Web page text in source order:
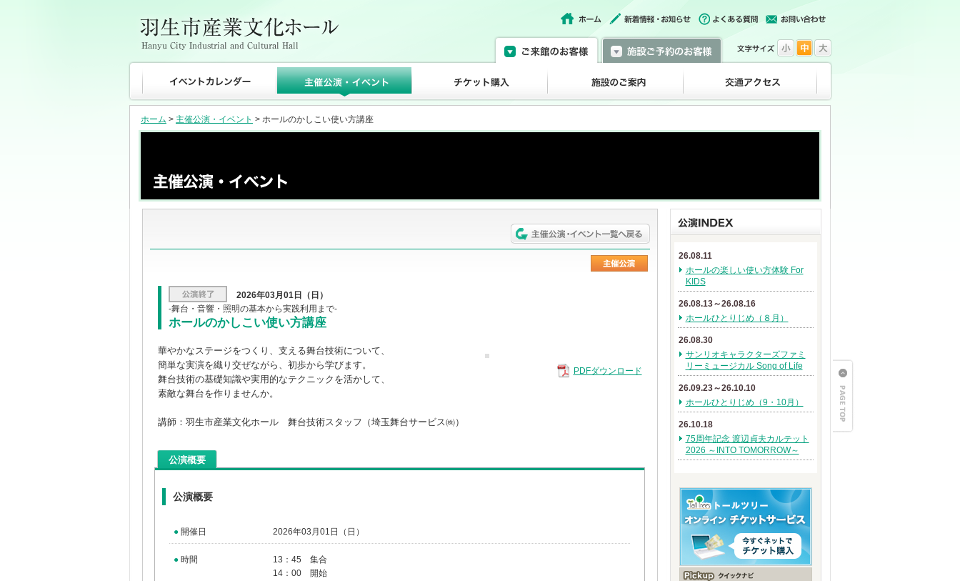
ホーム > 主催公演・イベント > ホールのかしこい使い方講座
2026年03月01日（日）
-舞台・音響・照明の基本から実践利用まで-
ホールのかしこい使い方講座
華やかなステージをつくり、支える舞台技術について、
簡単な実演を織り交ぜながら、初歩から学びます。
舞台技術の基礎知識や実用的なテクニックを活かして、
素敵な舞台を作りませんか。
講師：羽生市産業文化ホール 舞台技術スタッフ（埼玉舞台サービス㈱）
PDFダウンロード
公演概要
公演概要
● 開催日 2026年03月01日（日）
● 時間
13：45 集合
14：00 開始
26.08.11
ホールの楽しい使い方体験 For
KIDS
26.08.13～26.08.16
ホールひとりじめ（８月）
26.08.30
サンリオキャラクターズファミ
リーミュージカル Song of Life
26.09.23～26.10.10
ホールひとりじめ（9・10月）
26.10.18
75周年記念 渡辺貞夫カルテット
2026 ～INTO TOMORROW～